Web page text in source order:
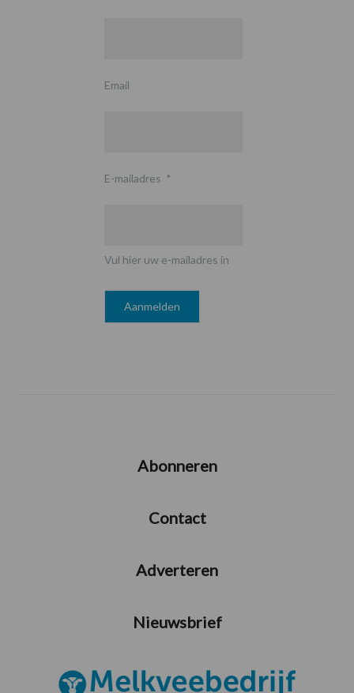
Email
E-mailadres *
Vul hier uw e-mailadres in
Abonneren
Contact
Adverteren
Nieuwsbrief